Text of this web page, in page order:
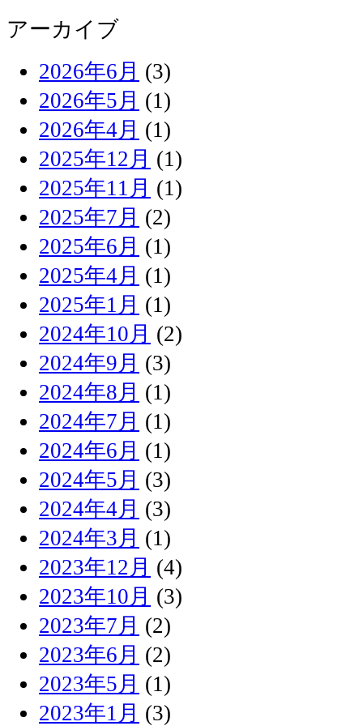
アーカイブ
2026年6月 (3)
2026年5月 (1)
2026年4月 (1)
2025年12月 (1)
2025年11月 (1)
2025年7月 (2)
2025年6月 (1)
2025年4月 (1)
2025年1月 (1)
2024年10月 (2)
2024年9月 (3)
2024年8月 (1)
2024年7月 (1)
2024年6月 (1)
2024年5月 (3)
2024年4月 (3)
2024年3月 (1)
2023年12月 (4)
2023年10月 (3)
2023年7月 (2)
2023年6月 (2)
2023年5月 (1)
2023年1月 (3)